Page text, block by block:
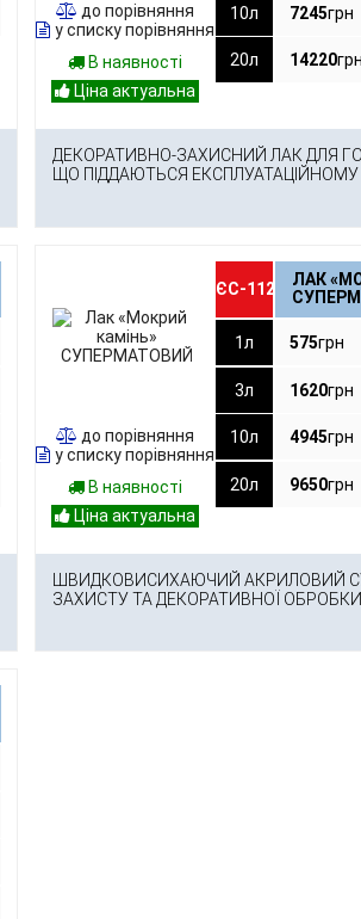
до порівняння
у списку порівняння
В наявності
10л 7245грн
20л 14220грн
ДЕКОРАТИВНО-ЗАХИСНИЙ ЛАК ДЛЯ
ЩО ПІДДАЮТЬСЯ
до порівняння
у списку порівняння
В наявності
ЄС-112
ЛАК
1л 575грн
3л 1620грн
10л 4945грн
20л 9650грн
ШВИДКОВИСИХАЮЧИЙ АКРИЛОВИЙ
ЗАХИСТУ ТА ДЕКОРАТИВНОЇ